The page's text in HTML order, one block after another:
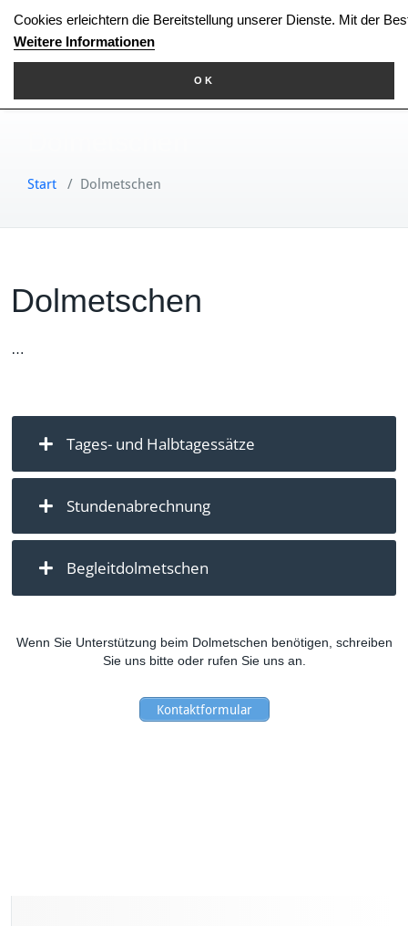
Cookies erleichtern die Bereitstellung unserer Dienste. Mit der
Weitere Informationen
OK
Zum
Inhalt
Start / Dolmetschen
Dolmetschen
…
Tages- und Halbtagessätze
Stundenabrechnung
Begleitdolmetschen
Wenn Sie Unterstützung beim Dolmetschen benötigen, schreiben
Sie uns bitte oder rufen Sie uns an.
Kontaktformular